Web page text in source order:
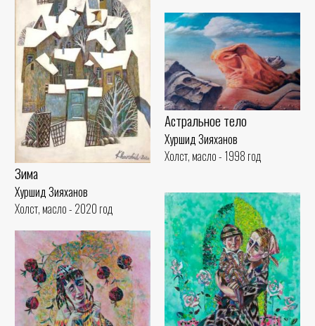
Зима
Хуршид Зияханов
Холст, масло - 2020 год
Астральное тело
Хуршид Зияханов
Холст, масло - 1998 год